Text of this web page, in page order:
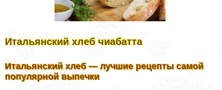
Итальянский хлеб чиабатта
Итальянский хлеб — лучшие рецепты самой
популярной выпечки